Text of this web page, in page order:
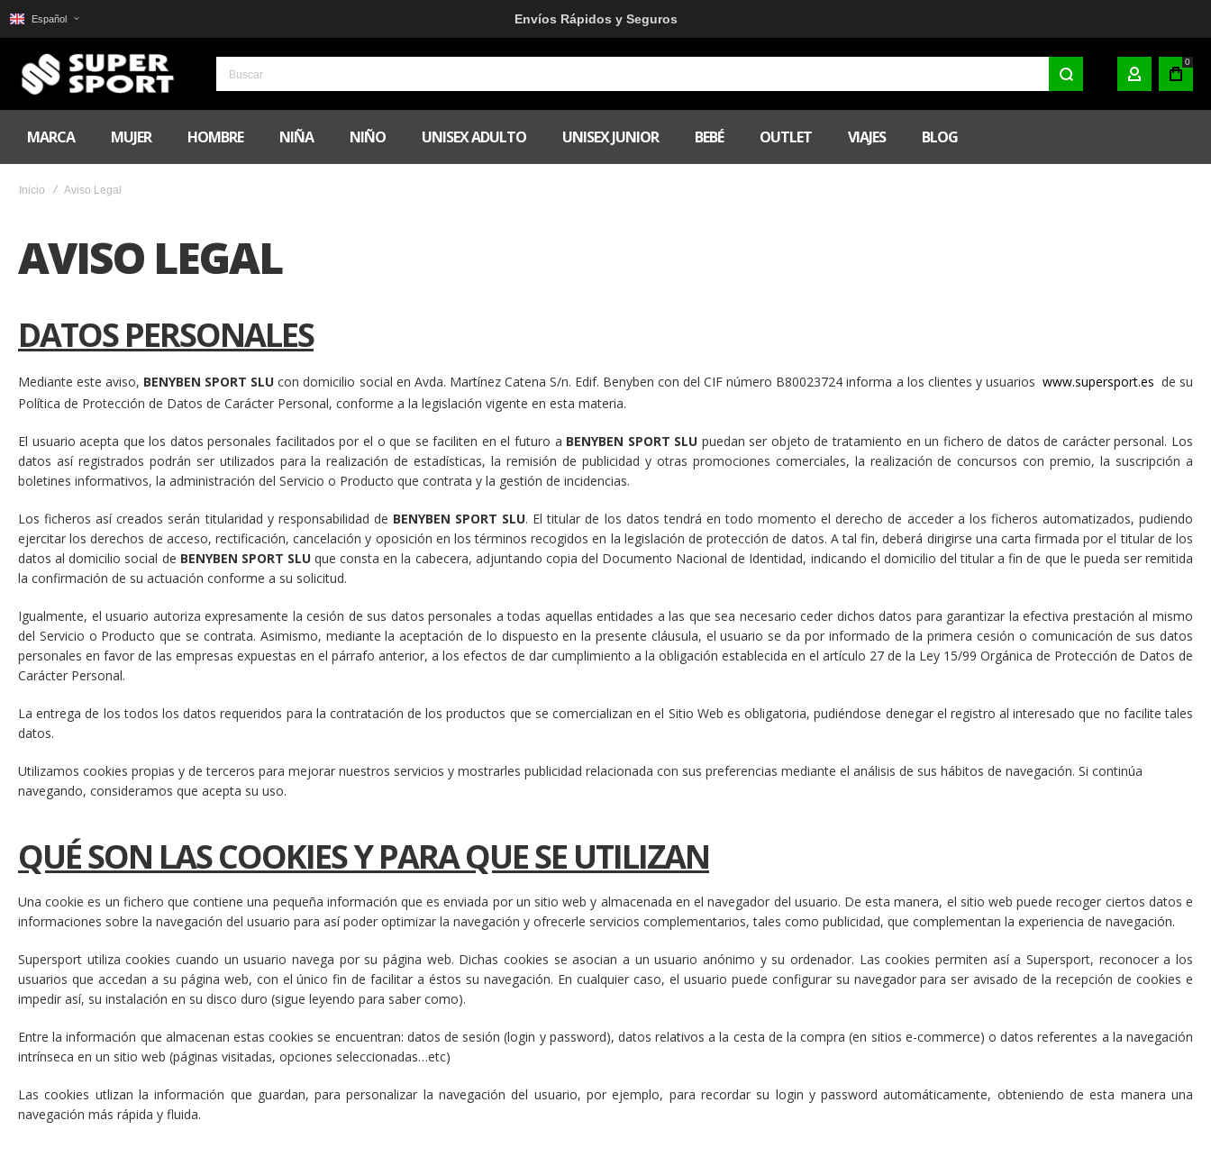
Español Envíos Rápidos y Seguros
MI CUENTA
0
MARCA MUJER HOMBRE NIÑA NIÑO UNISEX ADULTO UNISEX JUNIOR BEBÉ OUTLET VIAJES BLOG
Inicio Aviso Legal
AVISO LEGAL
DATOS PERSONALES
Mediante este aviso, BENYBEN SPORT SLU con domicilio social en Avda. Martínez Catena S/n. Edif. Benyben con del CIF número B80023724 informa a los clientes y usuarios www.supersport.es de su
Política de Protección de Datos de Carácter Personal, conforme a la legislación vigente en esta materia.
El usuario acepta que los datos personales facilitados por el o que se faciliten en el futuro a BENYBEN SPORT SLU puedan ser objeto de tratamiento en un fichero de datos de carácter personal. Los
datos así registrados podrán ser utilizados para la realización de estadísticas, la remisión de publicidad y otras promociones comerciales, la realización de concursos con premio, la suscripción a
boletines informativos, la administración del Servicio o Producto que contrata y la gestión de incidencias.
Los ficheros así creados serán titularidad y responsabilidad de BENYBEN SPORT SLU. El titular de los datos tendrá en todo momento el derecho de acceder a los ficheros automatizados, pudiendo
ejercitar los derechos de acceso, rectificación, cancelación y oposición en los términos recogidos en la legislación de protección de datos. A tal fin, deberá dirigirse una carta firmada por el titular de los
datos al domicilio social de BENYBEN SPORT SLUque consta en la cabecera, adjuntando copia del Documento Nacional de Identidad, indicando el domicilio del titular a fin de que le pueda ser remitida
la confirmación de su actuación conforme a su solicitud.
Igualmente, el usuario autoriza expresamente la cesión de sus datos personales a todas aquellas entidades a las que sea necesario ceder dichos datos para garantizar la efectiva prestación al mismo
del Servicio o Producto que se contrata. Asimismo, mediante la aceptación de lo dispuesto en la presente cláusula, el usuario se da por informado de la primera cesión o comunicación de sus datos
personales en favor de las empresas expuestas en el párrafo anterior, a los efectos de dar cumplimiento a la obligación establecida en el artículo 27 de la Ley 15/99 Orgánica de Protección de Datos de
Carácter Personal.
La entrega de los todos los datos requeridos para la contratación de los productos que se comercializan en el Sitio Web es obligatoria, pudiéndose denegar el registro al interesado que no facilite tales
datos.
Utilizamos cookies propias y de terceros para mejorar nuestros servicios y mostrarles publicidad relacionada con sus preferencias mediante el análisis de sus hábitos de navegación. Si continúa
navegando, consideramos que acepta su uso.
QUÉ SON LAS COOKIES Y PARA QUE SE UTILIZAN
Una cookie es un fichero que contiene una pequeña información que es enviada por un sitio web y almacenada en el navegador del usuario. De esta manera, el sitio web puede recoger ciertos datos e
informaciones sobre la navegación del usuario para así poder optimizar la navegación y ofrecerle servicios complementarios, tales como publicidad, que complementan la experiencia de navegación.
Supersport utiliza cookies cuando un usuario navega por su página web. Dichas cookies se asocian a un usuario anónimo y su ordenador. Las cookies permiten así a Supersport, reconocer a los
usuarios que accedan a su página web, con el único fin de facilitar a éstos su navegación. En cualquier caso, el usuario puede configurar su navegador para ser avisado de la recepción de cookies e
impedir así, su instalación en su disco duro (sigue leyendo para saber como).
Entre la información que almacenan estas cookies se encuentran: datos de sesión (login y password), datos relativos a la cesta de la compra (en sitios e-commerce) o datos referentes a la navegación
intrínseca en un sitio web (páginas visitadas, opciones seleccionadas…etc)
Las cookies utlizan la información que guardan, para personalizar la navegación del usuario, por ejemplo, para recordar su login y password automáticamente, obteniendo de esta manera una
navegación más rápida y fluida.